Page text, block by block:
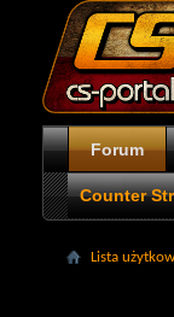
Forum
Counter
Lista